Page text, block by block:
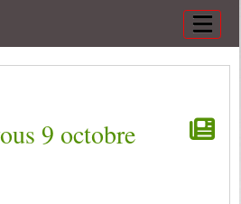
9 octobre